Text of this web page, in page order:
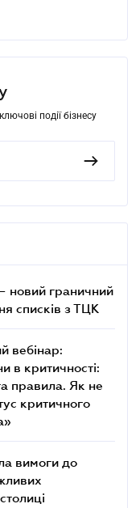
події бізнесу
новий граничний
списків з ТЦК
вебінар:
в критичності:
правила. Як не
критичного
вимоги до